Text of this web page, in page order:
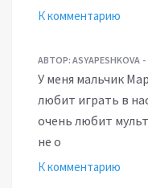
К комментарию
АВТОР: ASYAPESHKOVA
У меня мальчик
любит играть в
очень любит
не о
К комментарию